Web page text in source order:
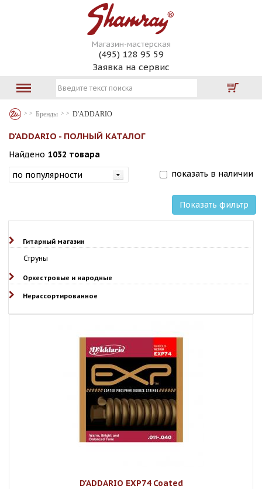
Магазин-мастерская
(495) 128 95 59
Заявка на сервис
Бренды D'ADDARIO
D'ADDARIO - ПОЛНЫЙ КАТАЛОГ
Найдено 1032 товара
показать в наличии
Показать фильтр
Гитарный магазин
Струны
Оркестровые и народные
Нерассортированное
D'ADDARIO EXP74 Coated